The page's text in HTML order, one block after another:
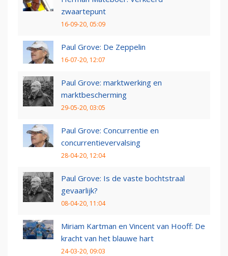
zwaartepunt
16-09-20, 05:09
Paul Grove: De Zeppelin
16-07-20, 12:07
Paul Grove: marktwerking en
marktbescherming
29-05-20, 03:05
Paul Grove: Concurrentie en
concurrentievervalsing
28-04-20, 12:04
Paul Grove: Is de vaste bochtstraal
gevaarlijk?
08-04-20, 11:04
Miriam Kartman en Vincent van Hooff: De
kracht van het blauwe hart
24-03-20, 09:03